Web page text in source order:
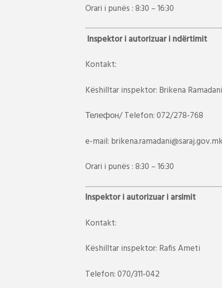
Orari i punës : 8:30 – 16:30
Inspektor i autorizuar i ndërtimit
Kontakt:
Këshilltar inspektor: Brikena Ramadani
Телефон/ Telefon: 072/278-768
e-mail:
Orari i punës : 8:30 – 16:30
Inspektor i autorizuar i arsimit
Kontakt:
Këshilltar inspektor: Rafis Ameti
Telefon: 070/311-042